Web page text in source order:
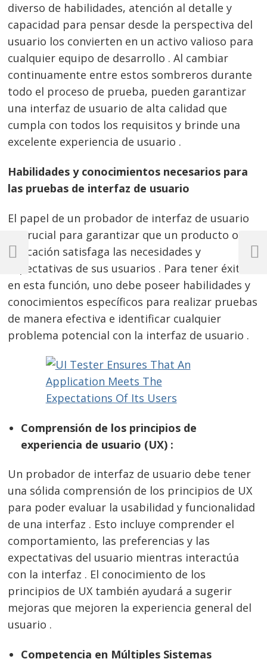
diverso de habilidades, atención al detalle y
capacidad para pensar desde la perspectiva del
usuario los convierten en un activo valioso para
cualquier equipo de desarrollo . Al cambiar
continuamente entre estos sombreros durante
todo el proceso de prueba, pueden garantizar
una interfaz de usuario de alta calidad que
cumpla con todos los requisitos y brinde una
excelente experiencia de usuario .
Habilidades y conocimientos necesarios para
las pruebas de interfaz de usuario
El papel de un probador de interfaz de usuario
es crucial para garantizar que un producto o
aplicación satisfaga las necesidades y
expectativas de sus usuarios . Para tener éxito
en esta función, uno debe poseer habilidades y
conocimientos específicos para realizar pruebas
de manera efectiva e identificar cualquier
problema potencial con la interfaz de usuario .
Comprensión de los principios de
experiencia de usuario (UX) :
Un probador de interfaz de usuario debe tener
una sólida comprensión de los principios de UX
para poder evaluar la usabilidad y funcionalidad
de una interfaz . Esto incluye comprender el
comportamiento, las preferencias y las
expectativas del usuario mientras interactúa
con la interfaz . El conocimiento de los
principios de UX también ayudará a sugerir
mejoras que mejoren la experiencia general del
usuario .
Competencia en Múltiples Sistemas
Navegación
de
entradas
Previous
Next
Post